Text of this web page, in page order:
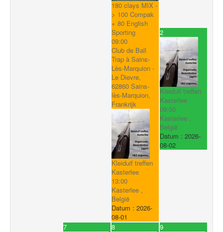
180 clays MIX -
> 100 Compak
+ 80 English
Sporting
09:00
Club de Ball
Trap à Sains-
Lès-Marquion -
Le Dievre,
62860 Sains-
lès-Marquion,
Frankrijk
Kleiduif treffen
Kasterlee
13:00
Kasterlee ,
België
Datum : 2026-
08-01
2
Kleiduif treffen
Kasterlee
09:00
Kasterlee ,
België
Datum : 2026-
08-02
7 8 9